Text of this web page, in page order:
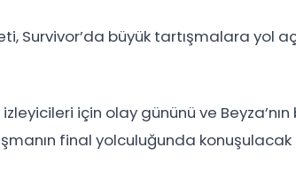
Survivor’da büyük tartışmalara yol
için olay gününü ve Beyza’nın
final yolculuğunda